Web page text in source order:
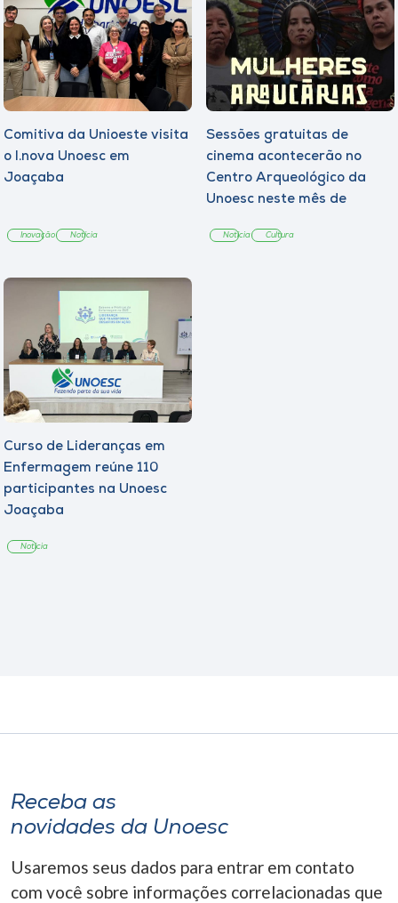
Comitiva da Unioeste visita
o I.nova Unoesc em
Joaçaba
Inovação Notícia
Sessões gratuitas de
cinema acontecerão no
Centro Arqueológico da
Unoesc neste mês de
Notícia Cultura
Curso de Lideranças em
Enfermagem reúne 110
participantes na Unoesc
Joaçaba
Notícia
Receba as
novidades da Unoesc
Usaremos seus dados para entrar em contato
com você sobre informações correlacionadas que